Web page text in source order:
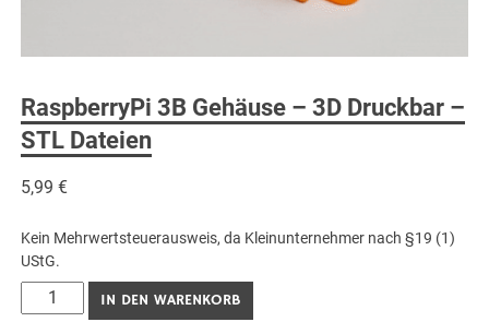
RaspberryPi 3B Gehäuse – 3D Druckbar –
STL Dateien
5,99€
Kein Mehrwertsteuerausweis, da Kleinunternehmer nach §19 (1)
UStG.
RaspberryPi
3B
IN DEN WARENKORB